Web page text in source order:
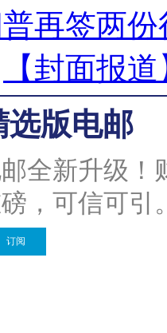
再签两
【封面报
选版电邮
全新升级
，可信可引
订阅